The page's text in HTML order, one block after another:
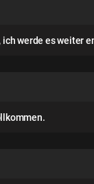
ich werde es weiter